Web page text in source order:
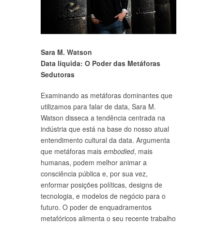
Sara M. Watson
Data líquida: O Poder das Metáforas
Sedutoras
Examinando as metáforas dominantes que
utilizamos para falar de data, Sara M.
Watson disseca a tendência centrada na
indústria que está na base do nosso atual
entendimento cultural da data. Argumenta
que metáforas mais embodied, mais
humanas, podem melhor animar a
consciência pública e, por sua vez,
enformar posições políticas, designs de
tecnologia, e modelos de negócio para o
futuro. O poder de enquadramentos
metafóricos alimenta o seu recente trabalho